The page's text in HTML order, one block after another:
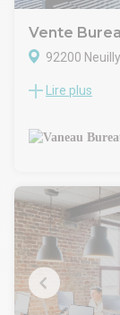
Vente
92200
Nous
situés face à la
d'une
Chaque lot
bénéficient
entièrement
L'ensemble est
bureaux , très
Construction :
État de
Lire plus